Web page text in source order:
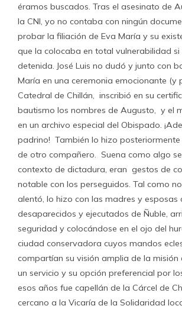
éramos buscados. Tras el asesinato de
la CNI, yo no contaba con ningún
probar la filiación de Eva María y su
que la colocaba en total vulnerabilidad si
detenida. José Luis no dudó y junto con
María en una ceremonia emocionante (y
Catedral de Chillán, inscribió en su
bautismo los nombres de Augusto, y el
en un archivo especial del Obispado.
padrino! También lo hizo
de otro compañero. Suena como algo
contexto de dictadura, eran gestos de
notable con los perseguidos. Tal como
alentó, lo hizo con las madres y esposas
desaparecidos y ejecutados de Ñuble,
seguridad y colocándose en el ojo del
ciudad conservadora cuyos mandos
compartían su visión amplia de la misión
un servicio y su opción preferencial por
esos años fue capellán de la Cárcel de
cercano a la Vicaría de la Solidaridad